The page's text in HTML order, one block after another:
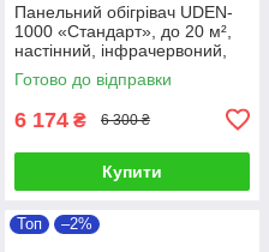
Панельний обігрівач UDEN-
1000 «Стандарт», до 20 м²,
настінний, інфрачервоний,
без шнура
Готово до відправки
6 174 ₴ 6 300 ₴
Купити
Топ –2%